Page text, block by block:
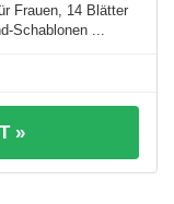
Frauen, 14 Blätter
Schablonen ...
»